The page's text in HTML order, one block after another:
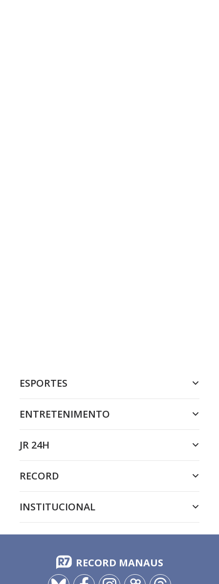
ESPORTES
ENTRETENIMENTO
JR 24H
RECORD
INSTITUCIONAL
RECORD MANAUS